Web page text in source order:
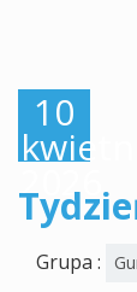
10
2026
Grupa :